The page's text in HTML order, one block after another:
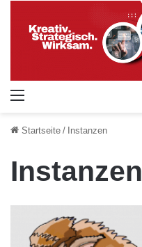
Startseite / Instanzen
Instanzen